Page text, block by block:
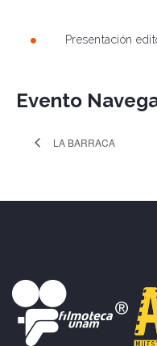
Presentación
Evento
LA BARRACA